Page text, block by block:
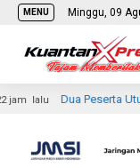
MENU Minggu, 09
Peserta Utusan